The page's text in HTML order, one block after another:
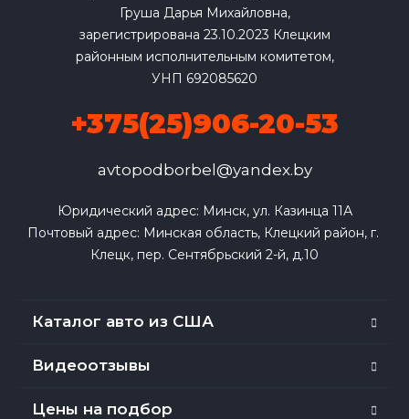
Груша Дарья Михайловна,
зарегистрирована 23.10.2023 Клецким
районным исполнительным комитетом,
УНП 692085620
+375(25)906-20-53
avtopodborbel@yandex.by
Юридический адрес: Минск, ул. Казинца 11А
Почтовый адрес: Минская область, Клецкий район, г.
Клецк, пер. Сентябрьский 2-й, д.10
Каталог авто из США
Видеоотзывы
Цены на подбор